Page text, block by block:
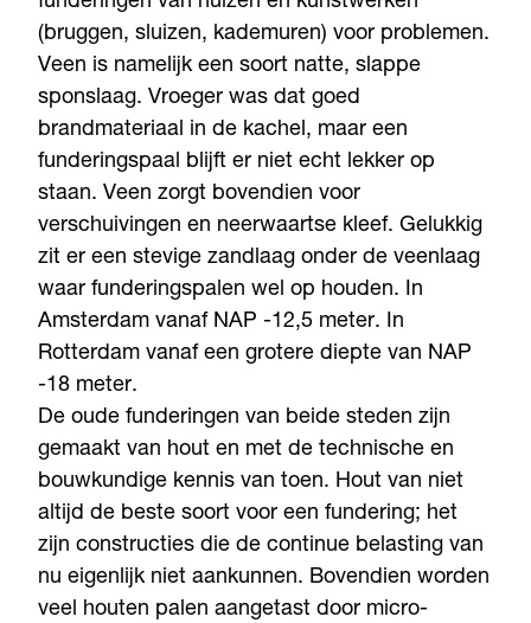
(bruggen, sluizen, kademuren) voor problemen.
Veen is namelijk een soort natte, slappe
sponslaag. Vroeger was dat goed
brandmateriaal in de kachel, maar een
funderingspaal blijft er niet echt lekker op
staan. Veen zorgt bovendien voor
verschuivingen en neerwaartse kleef. Gelukkig
zit er een stevige zandlaag onder de veenlaag
waar funderingspalen wel op houden. In
Amsterdam vanaf NAP -12,5 meter. In
Rotterdam vanaf een grotere diepte van NAP
-18 meter.
De oude funderingen van beide steden zijn
gemaakt van hout en met de technische en
bouwkundige kennis van toen. Hout van niet
altijd de beste soort voor een fundering; het
zijn constructies die de continue belasting van
nu eigenlijk niet aankunnen. Bovendien worden
veel houten palen aangetast door micro-